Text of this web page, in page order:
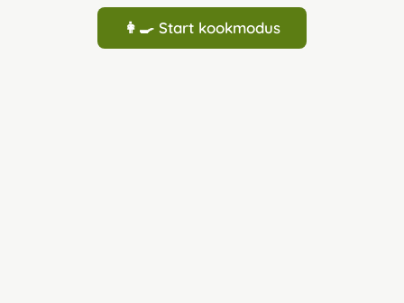
👩‍🍳 Start kookmodus